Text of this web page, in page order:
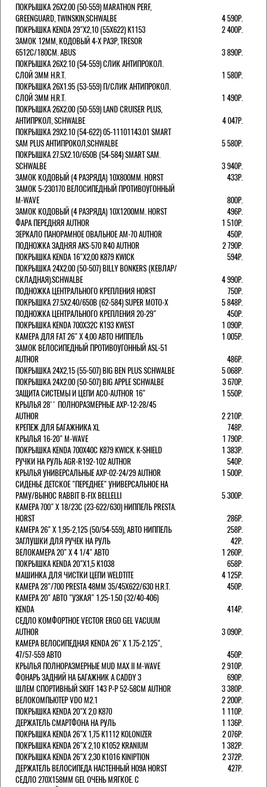
ПОКРЫШКА 26X2.00 (50-559) MARATHON PERF,
GREENGUARD, TWINSKIN,SCHWALBE
4 590Р.
ПОКРЫШКА KENDA 29"Х2,10 (55X622) K1153
2 400Р.
ЗАМОК 12ММ, КОДОВЫЙ 4-Х РАЗР, TRESOR
6512C/180СМ. ABUS
3 890Р.
ПОКРЫШКА 26X2.10 (54-559) СЛИК АНТИПРОКОЛ.
СЛОЙ 3ММ H.R.T.
1 580Р.
ПОКРЫШКА 26X1.95 (53-559) П/СЛИК АНТИПРОКОЛ.
СЛОЙ 3ММ H.R.T.
1 490Р.
ПОКРЫШКА 26X2.00 (50-559) LAND CRUISER PLUS,
АНТИПРКОЛ, SCHWALBE
4 047Р.
ПОКРЫШКА 29X2.10 (54-622) 05-11101143.01 SMART
SAM PLUS АНТИПРОКОЛ,SCHWALBE
5 580Р.
ПОКРЫШКА 27.5X2.10/650B (54-584) SMART SAM.
SCHWALBE
3 940Р.
ЗАМОК КОДОВЫЙ (4 РАЗРЯДА) 10Х800ММ. HORST
433Р.
ЗАМОК 5-230170 ВЕЛОСИПЕДНЫЙ ПРОТИВОУГОННЫЙ
M-WAVE
800Р.
ЗАМОК КОДОВЫЙ (4 РАЗРЯДА) 10Х1200ММ. HORST
496Р.
ФАРА ПЕРЕДНЯЯ AUTHOR
1 510Р.
ЗЕРКАЛО ПАНОРАМНОЕ ОВАЛЬНОЕ AM-70 AUTHOR
450Р.
ПОДНОЖКА ЗАДНЯЯ AKS-570 R40 AUTHOR
2 790Р.
ПОКРЫШКА KENDA 16"Х2,00 K879 KWICK
594Р.
ПОКРЫШКА 24X2.00 (50-507) BILLY BONKERS (КЕВЛАР/
СКЛАДНАЯ).SCHWALBE
4 990Р.
ПОДНОЖКА ЦЕНТРАЛЬНОГО КРЕПЛЕНИЯ HORST
750Р.
ПОКРЫШКА 27.5X2.40/650B (62-584) SUPER MOTO-X
5 848Р.
ПОДНОЖКА ЦЕНТРАЛЬНОГО КРЕПЛЕНИЯ 20-29"
450Р.
ПОКРЫШКА KENDA 700Х32С K193 KWEST
1 090Р.
КАМЕРА ДЛЯ FAT 26" X 4,00 АВТО НИППЕЛЬ
1 005Р.
ЗАМОК ВЕЛОСИПЕДНЫЙ ПРОТИВОУГОННЫЙ ASL-51
AUTHOR
486Р.
ПОКРЫШКА 24X2,15 (55-507) BIG BEN PLUS SCHWALBE
5 068Р.
ПОКРЫШКА 24X2.00 (50-507) BIG APPLE SCHWALBE
3 670Р.
ЗАЩИТА СИСТЕМЫ И ЦЕПИ ACO-AUTHOR 16"
1 550Р.
КРЫЛЬЯ 28'' ПОЛНОРАЗМЕРНЫЕ AXP-12-28/45
AUTHOR
2 210Р.
КРЕПЕЖ ДЛЯ БАГАЖНИКА XL
748Р.
КРЫЛЬЯ 16-20" M-WAVE
1 790Р.
ПОКРЫШКА KENDA 700Х40С K879 KWICK. K-SHIELD
1 383Р.
РУЧКИ НА РУЛЬ AGR-R192-102 AUTHOR
540Р.
КРЫЛЬЯ УНИВЕРСАЛЬНЫЕ AXP-02-24/29 AUTHOR
1 500Р.
СИДЕНЬЕ ДЕТСКОЕ "ПЕРЕДНЕЕ" УНИВЕРСАЛЬНОЕ НА
РАМУ/ВЫНОС RABBIT B-FIX BELLELLI
5 300Р.
КАМЕРА 700" Х 18/23C (23-622/630) НИППЕЛЬ PRESTA.
HORST
286Р.
КАМЕРА 26" X 1,95-2,125 (50/54-559), АВТО НИППЕЛЬ
258Р.
ЗАГЛУШКИ ДЛЯ РУЧЕК НА РУЛЬ
42Р.
ВЕЛОКАМЕРА 20" Х 4 1/4" АВТО
1 260Р.
ПОКРЫШКА KENDA 20"Х1,5 K1038
658Р.
МАШИНКА ДЛЯ ЧИСТКИ ЦЕПИ WELDTITE
4 125Р.
КАМЕРА 28"/700 PRESTA 48ММ 35/45Х622/630 H.R.T.
450Р.
КАМЕРА 20" АВТО "УЗКАЯ" 1.25-1.50 (32/40-406)
KENDA
414Р.
СЕДЛО КОМФОРТНОЕ VECTOR ERGO GEL VACUUM
AUTHOR
3 090Р.
КАМЕРА ВЕЛОСИПЕДНАЯ KENDA 26" Х 1.75-2.125",
47/57-559 АВТО
450Р.
КРЫЛЬЯ ПОЛНОРАЗМЕРНЫЕ MUD MAX II M-WAVE
2 910Р.
ФОНАРЬ ЗАДНИЙ НА БАГАЖНИК A CADDY 3
690Р.
ШЛЕМ СПОРТИВНЫЙ SKIFF 143 Р-Р 52-58СМ AUTHOR
3 380Р.
ВЕЛОКОМПЬЮТЕР VDO M2.1
2 200Р.
ПОКРЫШКА KENDA 20"Х 2,0 K870
1 110Р.
ДЕРЖАТЕЛЬ СМАРТФОНА НА РУЛЬ
1 136Р.
ПОКРЫШКА KENDA 26"Х 1,75 K1112 KOLONIZER
2 076Р.
ПОКРЫШКА KENDA 26"Х 2,10 K1052 KRANIUM
1 382Р.
ПОКРЫШКА KENDA 26"Х 2,30 K1016 KINIPTION
2 372Р.
ДЕРЖАТЕЛЬ ВЕЛОСИПЕДА НАСТЕННЫЙ H09A HORST
427Р.
СЕДЛО 270Х158ММ GEL ОЧЕНЬ МЯГКОЕ. С